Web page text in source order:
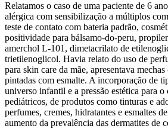
Relatamos o caso de uma paciente de 6
alérgica com sensibilização a múltiplos
teste de contato com bateria padrão,
positividade para bálsamo-do-peru,
amerchol L-101, dimetacrilato de
trietilenoglicol. Havia relato do uso de
para skin care da mãe, apresentava
pintadas com esmalte. A incorporação de
universo infantil e a pressão estética para
pediátricos, de produtos como tinturas e
perfumes, cremes, hidratantes e esmaltes
aumento da prevalência das dermatites de